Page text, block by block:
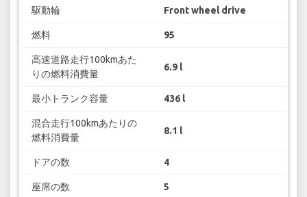
駆動輪 Front wheel drive
燃料 95
高速道路走行100kmあた
りの燃料消費量
6.9 l
最小トランク容量 436 l
混合走行100kmあたりの
燃料消費量
8.1 l
ドアの数 4
座席の数 5